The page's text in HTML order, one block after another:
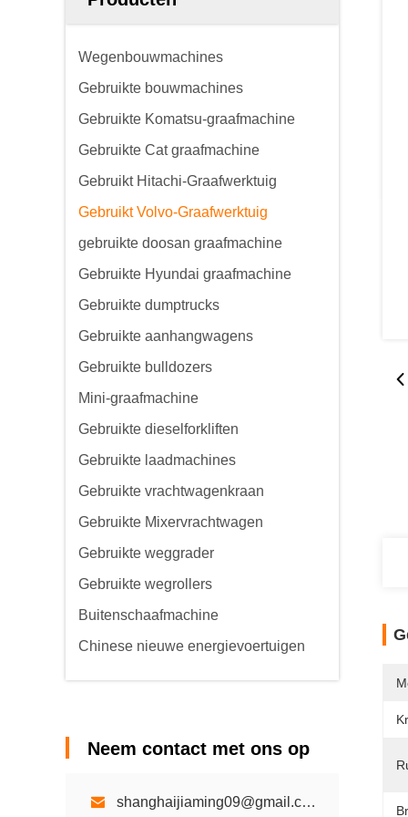
Wegenbouwmachines
Gebruikte bouwmachines
Gebruikte Komatsu-graafmachine
Gebruikte Cat graafmachine
Gebruikt Hitachi-Graafwerktuig
Gebruikt Volvo-Graafwerktuig
gebruikte doosan graafmachine
Gebruikte Hyundai graafmachine
Gebruikte dumptrucks
Gebruikte aanhangwagens
Gebruikte bulldozers
Mini-graafmachine
Gebruikte dieselforkliften
Gebruikte laadmachines
Gebruikte vrachtwagenkraan
Gebruikte Mixervrachtwagen
Gebruikte weggrader
Gebruikte wegrollers
Buitenschaafmachine
Chinese nieuwe energievoertuigen
Neem contact met ons op
shanghaijiaming09@gmail.com